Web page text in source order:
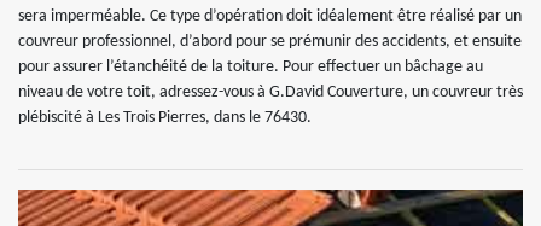
sera imperméable. Ce type d’opération doit idéalement être réalisé par un
couvreur professionnel, d’abord pour se prémunir des accidents, et ensuite
pour assurer l’étanchéité de la toiture. Pour effectuer un bâchage au
niveau de votre toit, adressez-vous à G.David Couverture, un couvreur très
plébiscité à Les Trois Pierres, dans le 76430.